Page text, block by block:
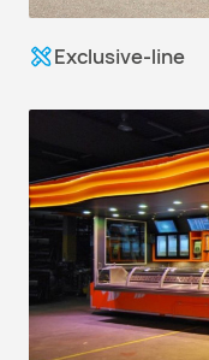
Exclusive-line